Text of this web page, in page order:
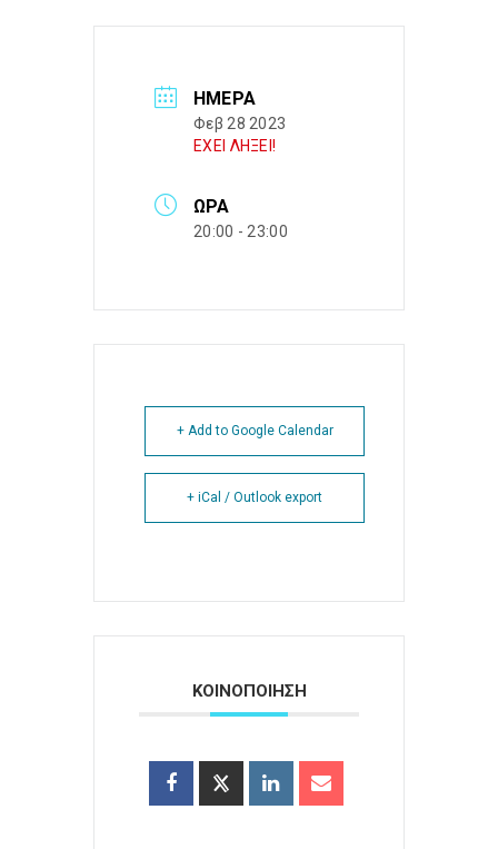
ΗΜΈΡΑ
Φεβ 28 2023
ΕΧΕΙ ΛΗΞΕΙ!
ΏΡΑ
20:00 - 23:00
+ Add to Google Calendar
+ iCal / Outlook export
ΚΟΙΝΟΠΟΙΗΣΗ